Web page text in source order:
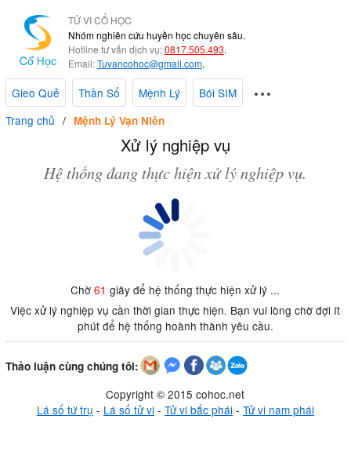
TỬ VI CỔ HỌC
Nhóm nghiên cứu huyền học chuyên sâu.
Hotline tư vấn dịch vụ:0817.505.493.
Email:Tuvancohoc@gmail.com.
Gieo Quẻ Thần Số Mệnh Lý
Bói SIM
Trang chủ
Mệnh Lý Vạn Niên
Xử lý nghiệp vụ
Hệ thống đang thực hiện xử lý nghiệp vụ.
Chờ61 giây để hệ thống thực hiện xử lý ...
Việc xử lý nghiệp vụ cần thời gian thực hiện. Bạn vui lòng chờ đợi ít
phút để hệ thống hoành thành yêu cầu.
Thảo luận cùng chúng tôi:
Copyright © 2015 cohoc.net
Lá số tứ trụ - Lá số tử vi- Tử vi bắc phái- Tử vi nam phái